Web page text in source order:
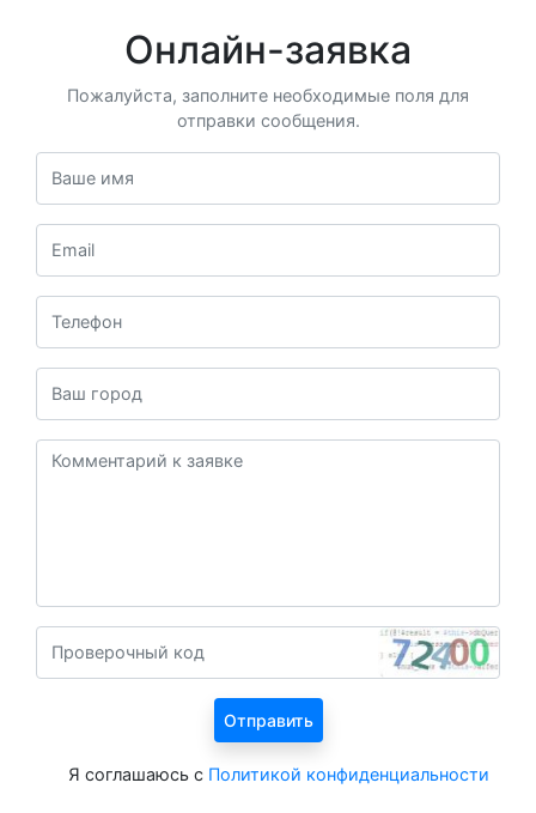
Онлайн-заявка
Пожалуйста, заполните необходимые поля для
отправки сообщения.
Я соглашаюсь с Политикой конфиденциальности